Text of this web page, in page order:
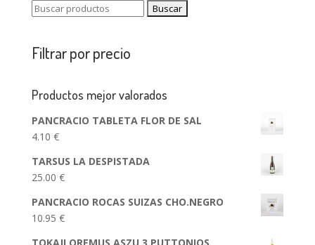
Buscar:
Filtrar por precio
Productos mejor valorados
PANCRACIO TABLETA FLOR DE SAL
4.10 €
TARSUS LA DESPISTADA
25.00 €
PANCRACIO ROCAS SUIZAS CHO.NEGRO
10.95 €